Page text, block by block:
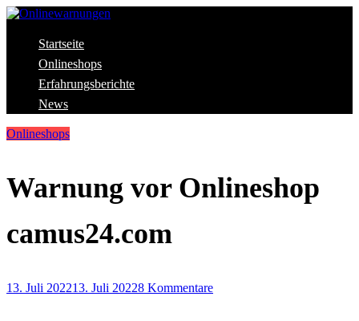
Skip
content
Onlinewarnungen
Aktuelle Warnungen vor Gefahren im Internet
Startseite
Onlineshops
Erfahrungsberichte
News
Onlineshops
Warnung vor Onlineshop
camus24.com
13. Juli 202213. Juli 20228 Kommentare